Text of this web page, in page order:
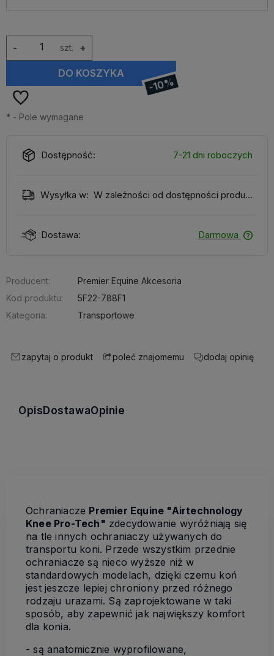
szt. +
-
DO KOSZYKA
-10%
* - Pole wymagane
Dostępność: 7-21 dni roboczych
Wysyłka w: W zależności od dostępności produktu
Dostawa: Darmowa
Producent:
Premier Equine Akcesoria
Kod produktu:
5F22-788F1
Kategoria:
Transportowe
zapytaj o produkt poleć znajomemu dodaj opinię
OpisDostawaOpinie
Ochraniacze Premier Equine "Airtechnology
Knee Pro-Tech" zdecydowanie wyróżniają się
na tle innych ochraniaczy używanych do
transportu koni. Przede wszystkim przednie
ochraniacze są nieco wyższe niż w
standardowych modelach, dzięki czemu koń
jest jeszcze lepiej chroniony przed różnego
rodzaju urazami. Są zaprojektowane w taki
sposób, aby zapewnić jak największy komfort
dla konia.
- są anatomicznie wyprofilowane,